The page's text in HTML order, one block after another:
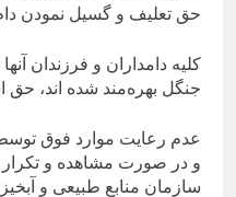
حق تعلیف و گسیل نمودن دام
کلیه دامداران و فرزندان
جنگل بهره‌مند شده اند، حق
عدم رعایت موارد فوق
و در صورت مشاهده و تکرار
سازمان منابع طبیعی و